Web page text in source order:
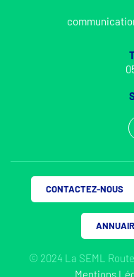
© 2024 La SEML
Mentions
CONTACTEZ-NOUS